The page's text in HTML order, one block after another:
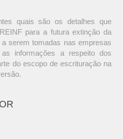
quais são os detalhes que
para a futura extinção da
serem tomadas nas empresas
informações a respeito dos
do escopo de escrituração na